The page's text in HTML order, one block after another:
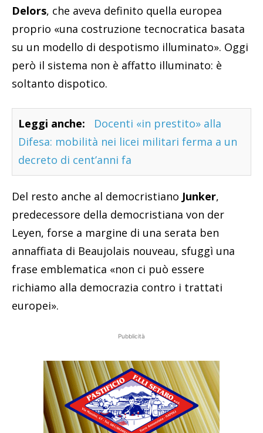
Delors, che aveva definito quella europea
proprio «una costruzione tecnocratica basata
su un modello di despotismo illuminato». Oggi
però il sistema non è affatto illuminato: è
soltanto dispotico.
Leggi anche:
Docenti «in prestito» alla
Difesa: mobilità nei licei militari ferma a un
decreto di cent’anni fa
Del resto anche al democristiano Junker,
predecessore della democristiana von der
Leyen, forse a margine di una serata ben
annaffiata di Beaujolais nouveau, sfuggì una
frase emblematica «non ci può essere
richiamo alla democrazia contro i trattati
europei».
Pubblicità